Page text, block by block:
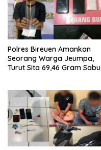
Polres Bireuen Amankan
Seorang Warga Jeumpa,
Turut Sita 69,46 Gram Sabu